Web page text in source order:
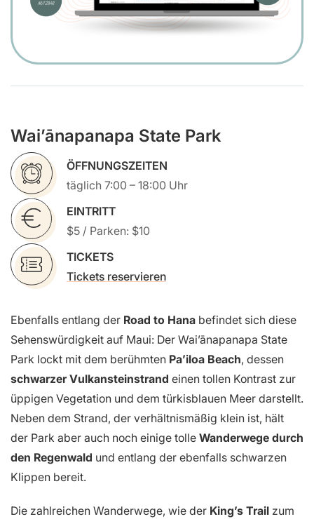
Wai’ānapanapa State Park
ÖFFNUNGSZEITEN
täglich 7:00 – 18:00 Uhr
EINTRITT
$5 / Parken: $10
TICKETS
Tickets reservieren
Ebenfalls entlang der Road to Hana befindet sich diese
Sehenswürdigkeit auf Maui: Der Wai’ānapanapa State
Park lockt mit dem berühmten Pa’iloa Beach, dessen
schwarzer Vulkansteinstrand einen tollen Kontrast zur
üppigen Vegetation und dem türkisblauen Meer darstellt.
Neben dem Strand, der verhältnismäßig klein ist, hält
der Park aber auch noch einige tolle Wanderwege durch
den Regenwald und entlang der ebenfalls schwarzen
Klippen bereit.
Die zahlreichen Wanderwege, wie der King’s Trail zum